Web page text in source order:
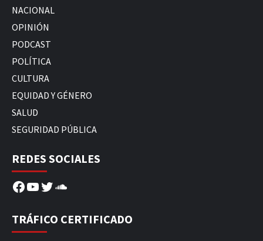
NACIONAL
OPINIÓN
PODCAST
POLÍTICA
CULTURA
EQUIDAD Y GÉNERO
SALUD
SEGURIDAD PÚBLICA
REDES SOCIALES
Facebook
YouTube
Twitter
SoundCloud
TRÁFICO CERTIFICADO